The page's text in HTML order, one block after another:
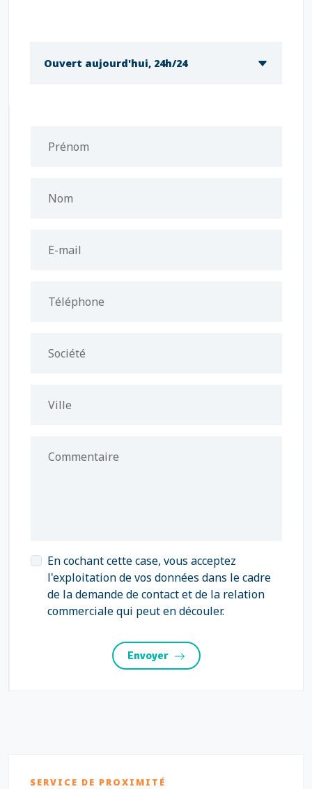
Ouvert aujourd'hui, 24h/24
Prénom
Nom
E-mail
Téléphone
Société
Ville
Commentaire
En cochant cette case, vous acceptez
l'exploitation de vos données dans le cadre
de la demande de contact et de la relation
commerciale qui peut en découler.
Envoyer
SERVICE DE PROXIMITÉ